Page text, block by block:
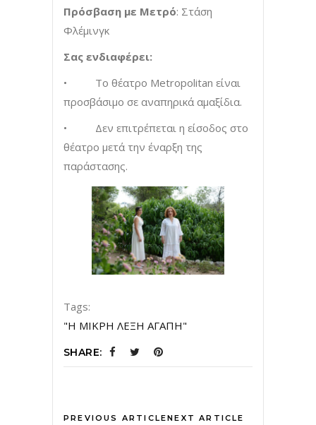
Πρόσβαση με Μετρό: Στάση
Φλέμινγκ
Σας ενδιαφέρει:
• Το θέατρο Metropolitan είναι
προσβάσιμο σε αναπηρικά αμαξίδια.
• Δεν επιτρέπεται η είσοδος στο
θέατρο μετά την έναρξη της
παράστασης.
Tags:
"Η ΜΙΚΡΗ ΛΕΞΗ ΑΓΑΠΗ"
SHARE:
PREVIOUS ARTICLENEXT ARTICLE